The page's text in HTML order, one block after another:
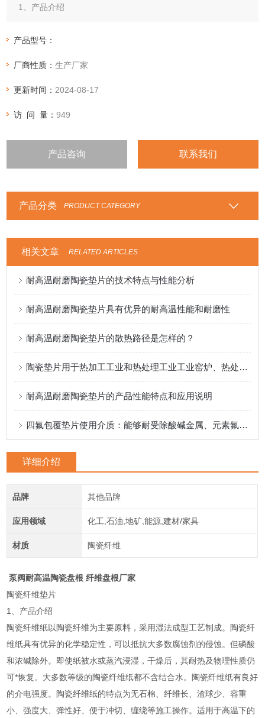
1、产品介绍
陶瓷纤维纸具有优异的化学稳定性，可以抵抗大多数腐蚀剂的
其耐热及物理性质仍可*恢复。大多数等级的陶瓷纤维纸都不含
产品型号：
厂商性质：生产厂家
更新时间： 2024-08-17
访 问 量：949
产品咨询 联系我们
产品分类 PRODUCT CATEGORY
相关文章 RELATED ARTICLES
耐高温耐磨陶瓷垫片的技术特点与性能分析
耐高温耐磨陶瓷垫片具有优异的耐高温性能和耐磨性
耐高温耐磨陶瓷垫片的散热路径是怎样的？
陶瓷垫片用于热加工工业和热处理工业工业窑炉、热处理设备等热处理设备
耐高温耐磨陶瓷垫片的产品性能特点和应用说明
四氟包覆垫片使用介质：能够耐受除酸碱金属、元素氟等物质。
详细介绍
品牌 其他品牌
应用领域 化工,石油,地矿,能源,建材/家具
材质 陶瓷纤维
泵阀耐高温陶瓷盘根 纤维盘根厂家
陶瓷纤维垫片
1、产品介绍
陶瓷纤维纸以陶瓷纤维为主要原料，采用湿法成型工艺制成。陶瓷纤
维纸具有优异的化学稳定性，可以抵抗大多数腐蚀剂的侵蚀。但磷酸
和浓碱除外。即使纸被水或蒸汽浸湿，干燥后，其耐热及物理性质仍
可*恢复。大多数等级的陶瓷纤维纸都不含结合水。陶瓷纤维纸有良好
的介电强度。陶瓷纤维纸的特点为无石棉、纤维长、渣球少、容重
小、强度大、弹性好、便于冲切、缠绕等施工操作。适用于高温下的